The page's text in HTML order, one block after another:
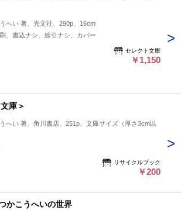
へい 著、光文社、290p、16cm
、書込ナシ、線引ナシ、カバー
セレクト文庫
￥1,150
庫＞
へい 著、角川書店、251p、文庫サイズ（厚さ3cm以
リサイクルブック
￥200
かこうへいの世界